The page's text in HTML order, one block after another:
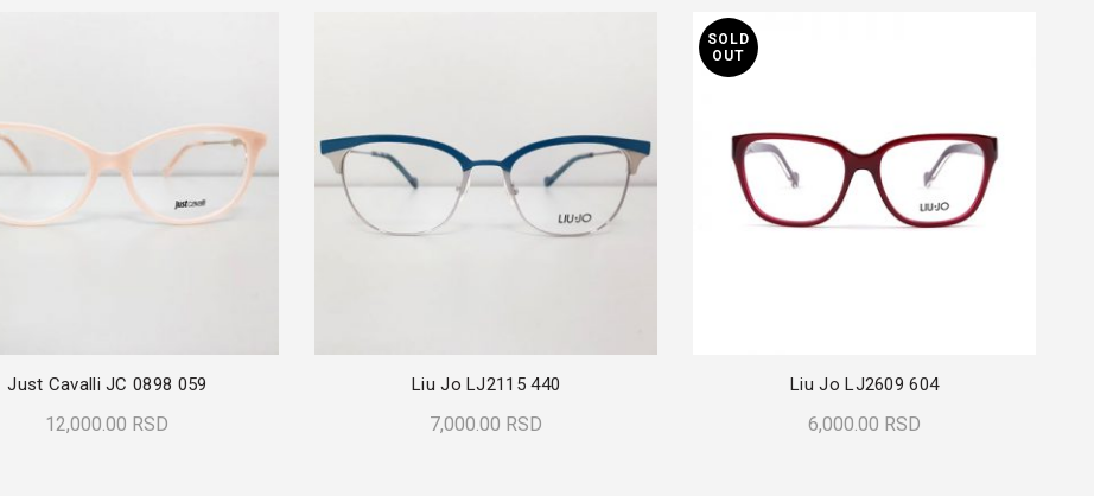
Just Cavalli JC 0898 059
12,000.00 RSD
Liu Jo LJ2115 440
7,000.00 RSD
SOLD
OUT
Liu Jo LJ2609 604
6,000.00 RSD